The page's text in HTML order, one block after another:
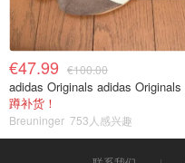
€47.99 €100.00
蹲补货！
Breuninger 753人感兴趣